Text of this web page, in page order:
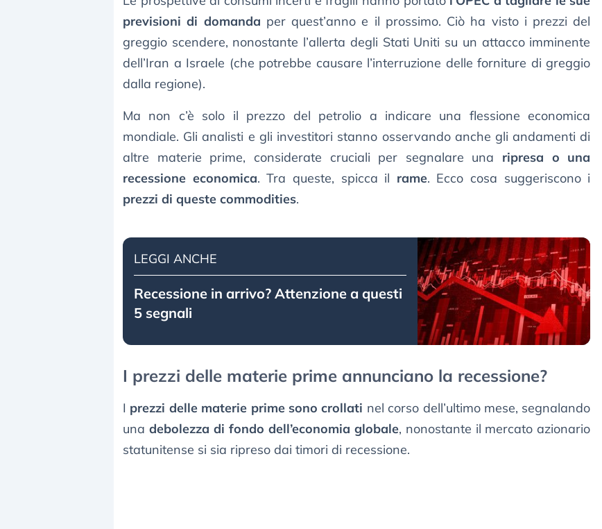
previsioni di domanda per quest’anno e il prossimo. Ciò ha visto i prezzi del
greggio scendere, nonostante l’allerta degli Stati Uniti su un attacco imminente
dell’Iran a Israele (che potrebbe causare l’interruzione delle forniture di greggio
dalla regione).
Ma non c’è solo il prezzo del petrolio a indicare una flessione economica
mondiale. Gli analisti e gli investitori stanno osservando anche gli andamenti di
altre materie prime, considerate cruciali per segnalare una ripresa o una
recessione economica. Tra queste, spicca il rame. Ecco cosa suggeriscono i
prezzi di queste commodities.
LEGGI ANCHE
Recessione in arrivo? Attenzione a questi
5 segnali
I prezzi delle materie prime annunciano la recessione?
I prezzi delle materie prime sono crollati nel corso dell’ultimo mese, segnalando
una debolezza di fondo dell’economia globale, nonostante il mercato azionario
statunitense si sia ripreso dai timori di recessione.